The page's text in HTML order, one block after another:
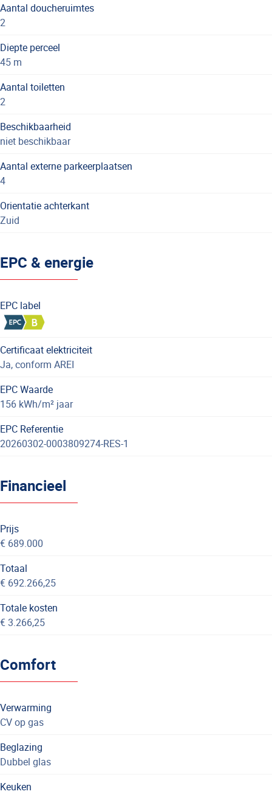
Aantal doucheruimtes
2
Diepte perceel
45 m
Aantal toiletten
2
Beschikbaarheid
niet beschikbaar
Aantal externe parkeerplaatsen
4
Orientatie achterkant
Zuid
EPC & energie
EPC label
Certificaat elektriciteit
Ja, conform AREI
EPC Waarde
156 kWh/m² jaar
EPC Referentie
20260302-0003809274-RES-1
Financieel
Prijs
€ 689.000
Totaal
€ 692.266,25
Totale kosten
€ 3.266,25
Comfort
Verwarming
CV op gas
Beglazing
Dubbel glas
Keuken